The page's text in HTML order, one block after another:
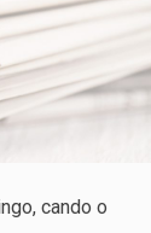
cando o